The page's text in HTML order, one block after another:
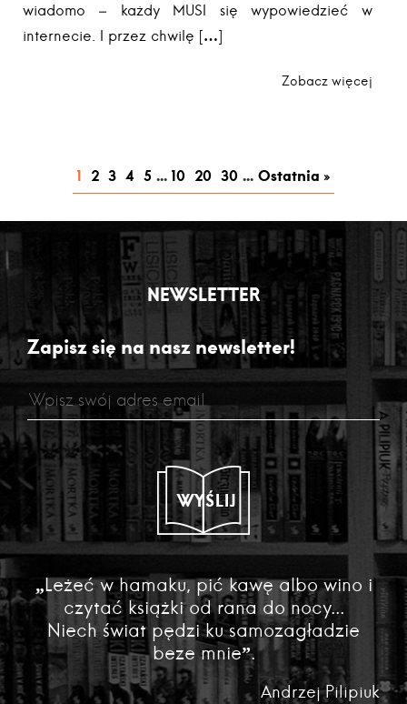
wiadomo – każdy MUSI się wypowiedzieć w
internecie. I przez chwilę […]
Zobacz więcej
1 2 3 4 5 ... 10 20 30 ... Ostatnia »
NEWSLETTER
Zapisz się na nasz newsletter!
WYŚLIJ
„Leżeć w hamaku, pić kawę albo wino i
czytać książki od rana do nocy...
Niech świat pędzi ku samozagładzie
beze mnie”.
Andrzej Pilipiuk